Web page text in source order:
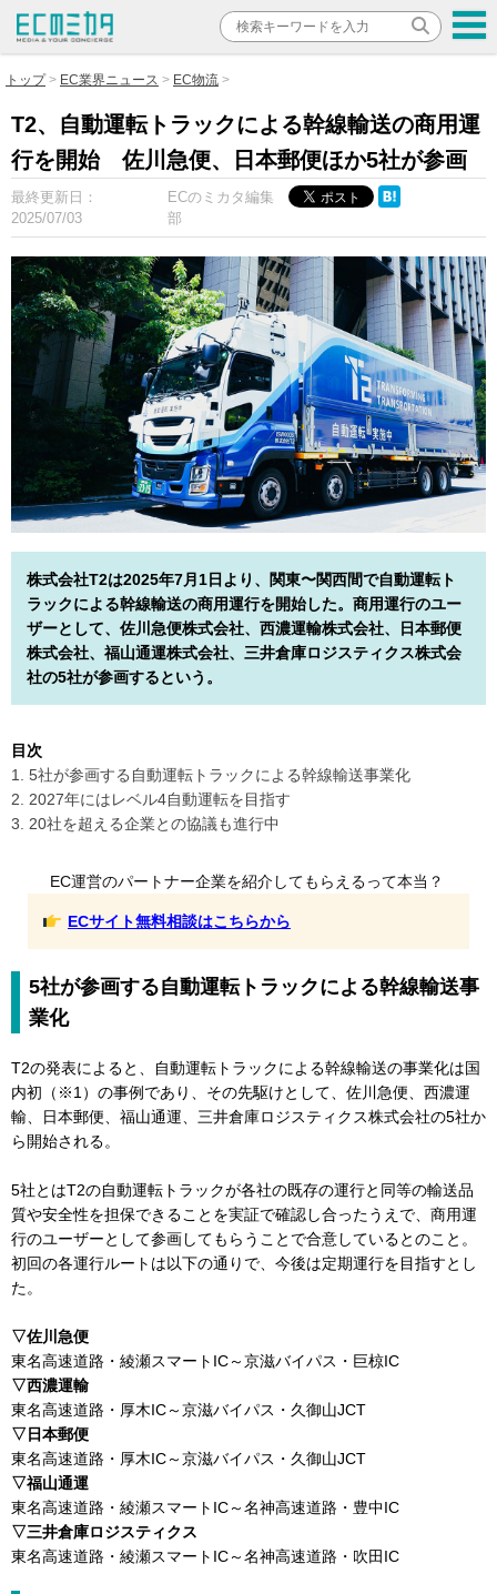
トップ EC業界ニュース EC物流
T2、自動運転トラックによる幹線輸送の商用運
行を開始 佐川急便、日本郵便ほか5社が参画
最終更新日：
2025/07/03
ECのミカタ編集
部
株式会社T2は2025年7月1日より、関東〜関西間で自動運転ト
ラックによる幹線輸送の商用運行を開始した。商用運行のユー
ザーとして、佐川急便株式会社、西濃運輸株式会社、日本郵便
株式会社、福山通運株式会社、三井倉庫ロジスティクス株式会
社の5社が参画するという。
目次
1. 5社が参画する自動運転トラックによる幹線輸送事業化
2. 2027年にはレベル4自動運転を目指す
3. 20社を超える企業との協議も進行中
EC運営のパートナー企業を紹介してもらえるって本当？
ECサイト無料相談はこちらから
5社が参画する自動運転トラックによる幹線輸送事
業化
T2の発表によると、自動運転トラックによる幹線輸送の事業化は国
内初（※1）の事例であり、その先駆けとして、佐川急便、西濃運
輸、日本郵便、福山通運、三井倉庫ロジスティクス株式会社の5社か
ら開始される。
5社とはT2の自動運転トラックが各社の既存の運行と同等の輸送品
質や安全性を担保できることを実証で確認し合ったうえで、商用運
行のユーザーとして参画してもらうことで合意しているとのこと。
初回の各運行ルートは以下の通りで、今後は定期運行を目指すとし
た。
▽佐川急便
東名高速道路・綾瀬スマートIC～京滋バイパス・巨椋IC
▽西濃運輸
東名高速道路・厚木IC～京滋バイパス・久御山JCT
▽日本郵便
東名高速道路・厚木IC～京滋バイパス・久御山JCT
▽福山通運
東名高速道路・綾瀬スマートIC～名神高速道路・豊中IC
▽三井倉庫ロジスティクス
東名高速道路・綾瀬スマートIC～名神高速道路・吹田IC